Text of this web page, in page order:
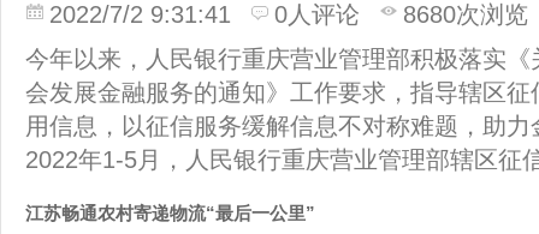
2022/7/2 9:31:41 0人评论
8680次浏览
今年以来，人民银行重庆营业管理部积极落实
会发展金融服务的通知》工作要求，指导辖区
用信息，以征信服务缓解信息不对称难题，助
2022年1-5月，人民银行重庆营业管理部辖区
江苏畅通农村寄递物流“最后一公里”